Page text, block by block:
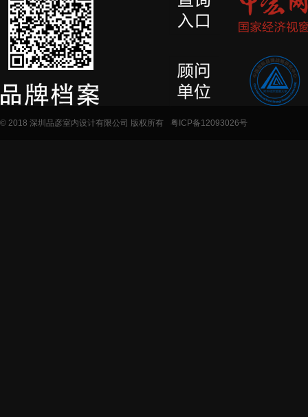
© 2018 深圳品彦室内设计有限公司 版权所有 粤ICP备12093026号